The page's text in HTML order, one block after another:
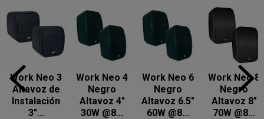
Work Neo 3
Altavoz de
Instalación
3"...
Work Neo 4
Negro
Altavoz 4"
30W @8...
Work Neo 6
Negro
Altavoz 6.5"
60W @8...
Work Neo 8
Negro
Altavoz 8"
70W @8...